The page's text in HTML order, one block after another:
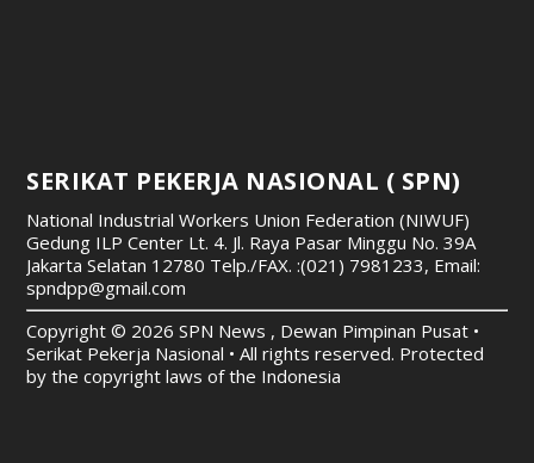
SERIKAT PEKERJA NASIONAL ( SPN)
National Industrial Workers Union Federation (NIWUF)
Gedung ILP Center Lt. 4. Jl. Raya Pasar Minggu No. 39A
Jakarta Selatan 12780 Telp./FAX. :(021) 7981233, Email:
spndpp@gmail.com
Copyright © 2026 SPN News , Dewan Pimpinan Pusat •
Serikat Pekerja Nasional • All rights reserved. Protected
by the copyright laws of the Indonesia